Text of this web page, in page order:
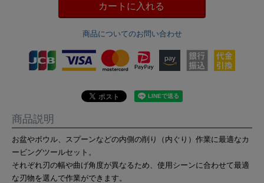
カートに入れる
商品についてのお問い合わせ
商品説明
お盆やボウル、スプーンなどの内側の削り（内ぐり）作業に最適なカ
ービングツールセット。
それぞれ刃の幅や曲げ角度が異なるため、使用シーンに合わせて最適
な刃物を選んで作業ができます。